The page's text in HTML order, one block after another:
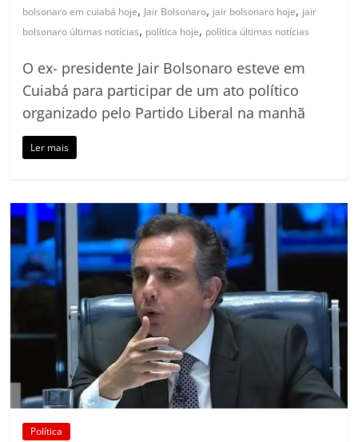
bolsonaro em cuiabá hoje, Jair Bolsonaro, jair bolsonaro hoje, jair
bolsonaro últimas notícias, política hoje, política últimas notícias
O ex- presidente Jair Bolsonaro esteve em
Cuiabá para participar de um ato político
organizado pelo Partido Liberal na manhã
Ler mais
Política